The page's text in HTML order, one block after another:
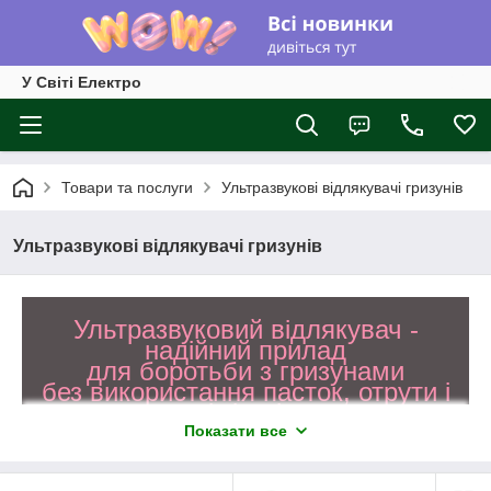
У Світі Електро
Товари та послуги Ультразвукові відлякувачі гризунів
Ультразвукові відлякувачі гризунів
Ультразвуковий відлякувач -
надійний прилад
для боротьби з гризунами
без використання пасток, отрути і
хімікатів
Показати все